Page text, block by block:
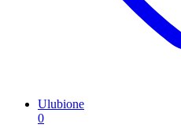
Ulubione
0